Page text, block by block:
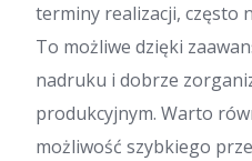
terminy realizacji, często
To możliwe dzięki
nadruku i dobrze
produkcyjnym. Warto
możliwość szybkiego